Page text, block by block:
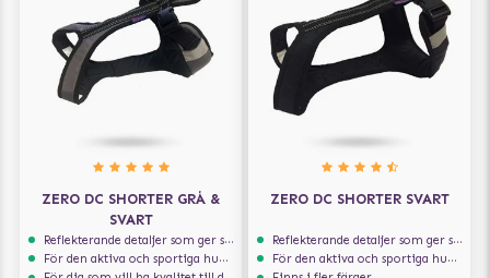
ZERO DC SHORTER GRÅ &
SVART
Reflekterande detaljer som ger synlighet i svagt ljus
För den aktiva och sportiga hunden
ZERO DC SHORTER SVART
Reflekterande detaljer som ger synlighet i svagt ljus
För den aktiva och sportiga hunden